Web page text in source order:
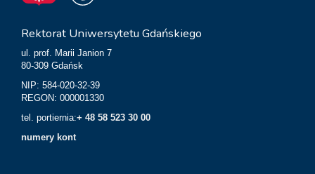
Rektorat Uniwersytetu Gdańskiego
ul. prof. Marii Janion 7
80-309 Gdańsk
NIP: 584-020-32-39
REGON: 000001330
tel. portiernia:+ 48 58 523 30 00
numery kont